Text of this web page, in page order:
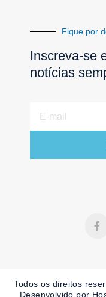
Fique por
Inscreva-se
notícias
mail
a
k
Todos os direitos
Desenvolvido por